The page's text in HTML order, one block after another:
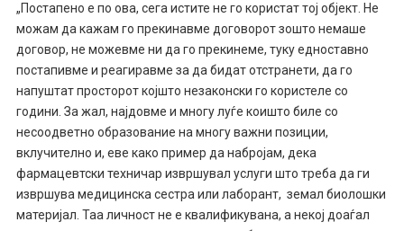
„Постапено е по ова, сега истите не го користат тој објект. Не
можам да кажам го прекинавме договорот зошто немаше
договор, не можевме ни да го прекинеме, туку едноставно
постапивме и реагиравме за да бидат отстранети, да го
напуштат просторот којшто незаконски го користеле со
години. ​За жал, најдовме и многу луѓе коишто биле со
несоодветно образование на многу важни позиции,
вклучително и, еве како пример да набројам, дека
фармацевтски техничар извршувал услуги што треба да ги
извршува медицинска сестра или лаборант, земал биолошки
материјал. Таа личност не е квалификувана, а некој доаѓал